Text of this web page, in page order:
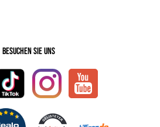
Besuchen Sie uns